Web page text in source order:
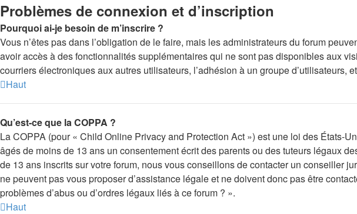
Problèmes de connexion et d’inscription
Pourquoi ai-je besoin de m’inscrire ?
Vous n’êtes pas dans l’obligation de le faire, mais les administrateurs du forum
avoir accès à des fonctionnalités supplémentaires qui ne sont pas disponibles aux
courriers électroniques aux autres utilisateurs, l’adhésion à un groupe d’utilisateurs,
Haut
Qu’est-ce que la COPPA ?
La COPPA (pour « Child Online Privacy and Protection Act ») est une loi des États-
âgés de moins de 13 ans un consentement écrit des parents ou des tuteurs légaux
de 13 ans inscrits sur votre forum, nous vous conseillons de contacter un conseiller
ne peuvent pas vous proposer d’assistance légale et ne doivent donc pas être
problèmes d’abus ou d’ordres légaux liés à ce forum ? ».
Haut